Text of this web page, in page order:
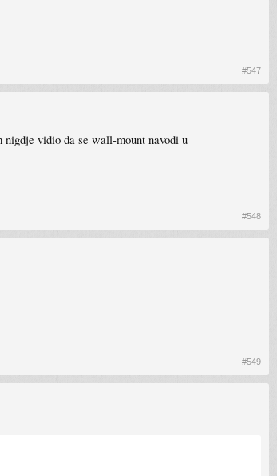
#547
vidio da se wall-mount navodi u
#548
#549